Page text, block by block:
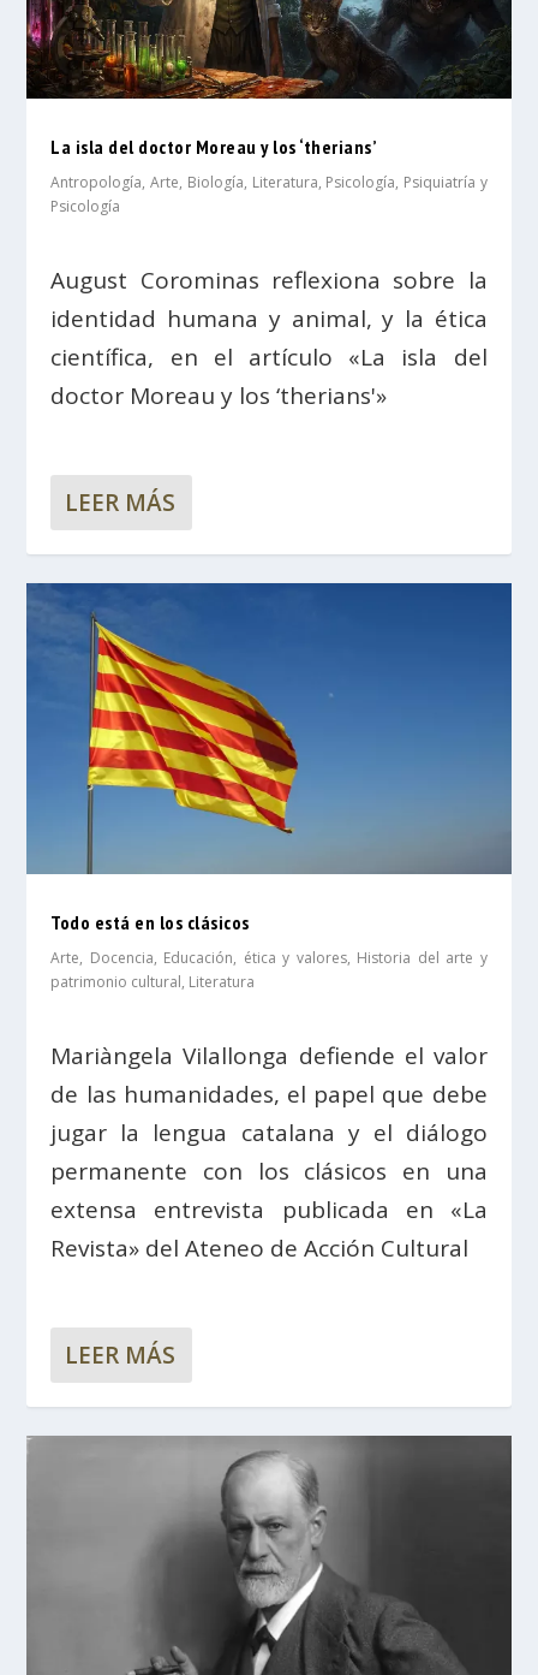
La isla del doctor Moreau y los ‘therians’
Antropología,Arte, Biología, Literatura, Psicología, Psiquiatría y
Psicología
August Corominas reflexiona sobre la
identidad humana y animal, y la ética
científica, en el artículo «La isla del
doctor Moreau y los ‘therians'»
LEER MÁS
Todo está en los clásicos
Arte, Docencia, Educación, ética y valores, Historia del arte y
patrimonio cultural, Literatura
Mariàngela Vilallonga defiende el valor
de las humanidades, el papel que debe
jugar la lengua catalana y el diálogo
permanente con los clásicos en una
extensa entrevista publicada en «La
Revista» del Ateneo de Acción Cultural
LEER MÁS